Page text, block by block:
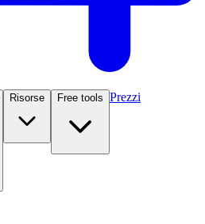
Risorse Free tools Prezzi